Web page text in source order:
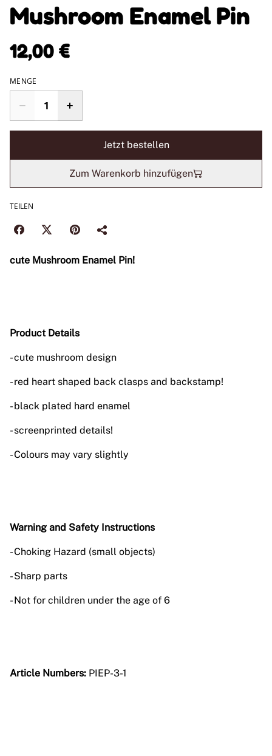
Mushroom Enamel Pin
12,00 €
MENGE
Jetzt bestellen
Zum Warenkorb hinzufügen
TEILEN
cute Mushroom Enamel Pin!
Product Details
- cute mushroom design
- red heart shaped back clasps and backstamp!
- black plated hard enamel
- screenprinted details!
- Colours may vary slightly
Warning and Safety Instructions
- Choking Hazard (small objects)
- Sharp parts
- Not for children under the age of 6
Article Numbers: PIEP-3-1